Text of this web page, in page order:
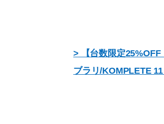
> 【台数限定
ブラリ/KOMPLETE